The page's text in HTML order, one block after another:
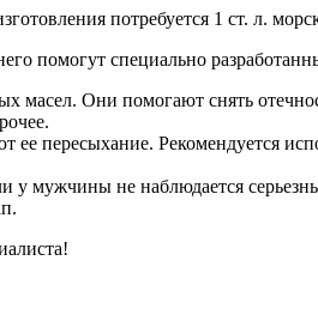
потребуется 1 ст. л.
помогут специально
масел. Они помогают снять
пересыхание. Рекомендуется
мужчины не наблюдается